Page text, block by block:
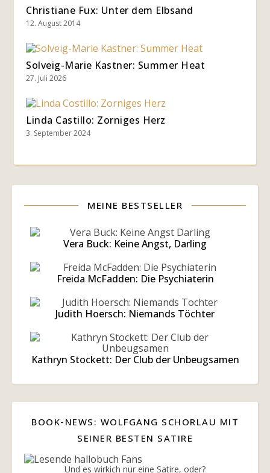
Christiane Fux: Unter dem Elbsand
12. August 2014
Solveig-Marie Kastner: Summer Heat
27. Juli 2026
Linda Castillo: Zorniges Herz
3. September 2024
MEINE BESTSELLER
Vera Buck: Keine Angst, Darling
Freida McFadden: Die Psychiaterin
Judith Hoersch: Niemands Töchter
Kathryn Stockett: Der Club der Unbeugsamen
BOOK-NEWS: WOLFGANG SCHORLAU MIT
SEINER BESTEN SATIRE
Und es wirkich nur eine Satire, oder?